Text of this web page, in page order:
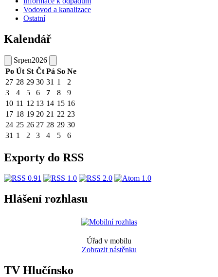
Vodovod a kanalizace
Ostatní
Kalendář
Srpen2026
Po Út St Čt Pá So Ne
27 28 29 30 31 1
2
3
4 5 6 7 8
9
10 11 12 13 14 15 16
17 18 19 20 21 22 23
24 25 26 27 28 29 30
31 1 2 3 4 5 6
Exporty do RSS
Hlášení rozhlasu
Úřad v mobilu
Zobrazit nástěnku
TV Hlučínsko